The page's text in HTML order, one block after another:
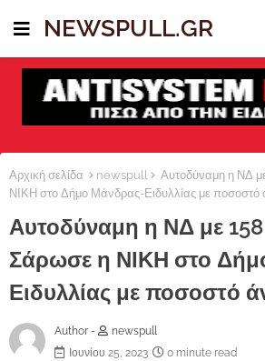
NEWSPULL.GR
Αρχική σελίδα newspull
Αυτοδύναμη η ΝΔ
ΝΙΚΗ στο Δήμο Μάνδρας-Ειδυλλίας με ποσοστό
Αυτοδύναμη η ΝΔ με 158
Σάρωσε η ΝΙΚΗ στο
Ειδυλλίας με ποσοστό
Author -
newspull
Ιουνίου 25, 2023
0 minute read